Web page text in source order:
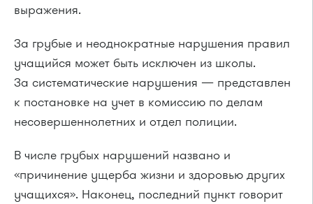
выражения.
За грубые и неоднократные нарушения правил
учащийся может быть исключен из школы.
За систематические нарушения — представлен
к постановке на учет в комиссию по делам
несовершеннолетних и отдел полиции.
В числе грубых нарушений названо и
«причинение ущерба жизни и здоровью других
учащихся». Наконец, последний пункт говорит